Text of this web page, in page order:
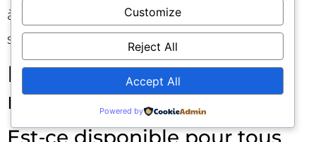
à 4 semaines, en neutralisant les
saisonnalités lorsque c’est possible. 📊
FAQ rapide sur la
nouveauté Google Ads ❓
Est‑ce disponible pour tous
Customize
Reject All
Accept All
Powered by